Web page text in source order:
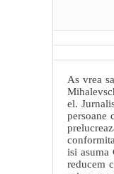
As vrea
el.
persoane
isi asuma
reducem